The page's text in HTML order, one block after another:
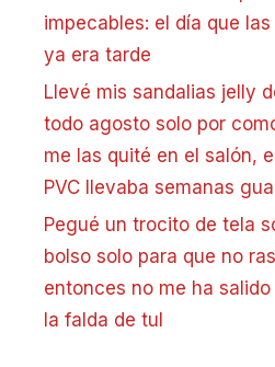
impecables: el día que
ya era tarde
Llevé mis sandalias jelly
todo agosto solo por
me las quité en el salón,
PVC llevaba semanas
Pegué un trocito de tela
bolso solo para que no
entonces no me ha
la falda de tul